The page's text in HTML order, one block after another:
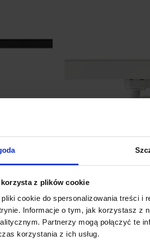
z plików cookie
cookie do spersonalizowania treści i
Informacje o tym, jak korzystasz z
Partnerzy mogą połączyć te
korzystania z ich usług.
do szyny
REDLUX Belenos
fazowy LED GU10